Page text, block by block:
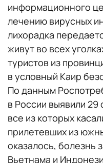
информационного
лечению вирусных
лихорадка
живут во всех
туристов из
в условный Каир
По данным
в России выявили 29
все из которых
прилетевших из
оказалось, болезнь
Вьетнама и